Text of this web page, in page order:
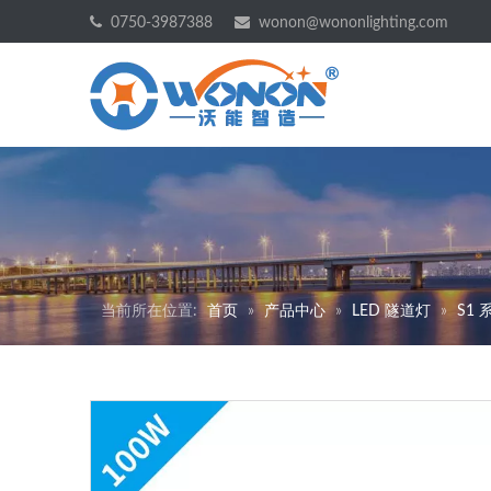
 0750-3987388  wonon@wononlighting.com
当前所在位置: 首页 » 产品中心 » LED 隧道灯 » S1